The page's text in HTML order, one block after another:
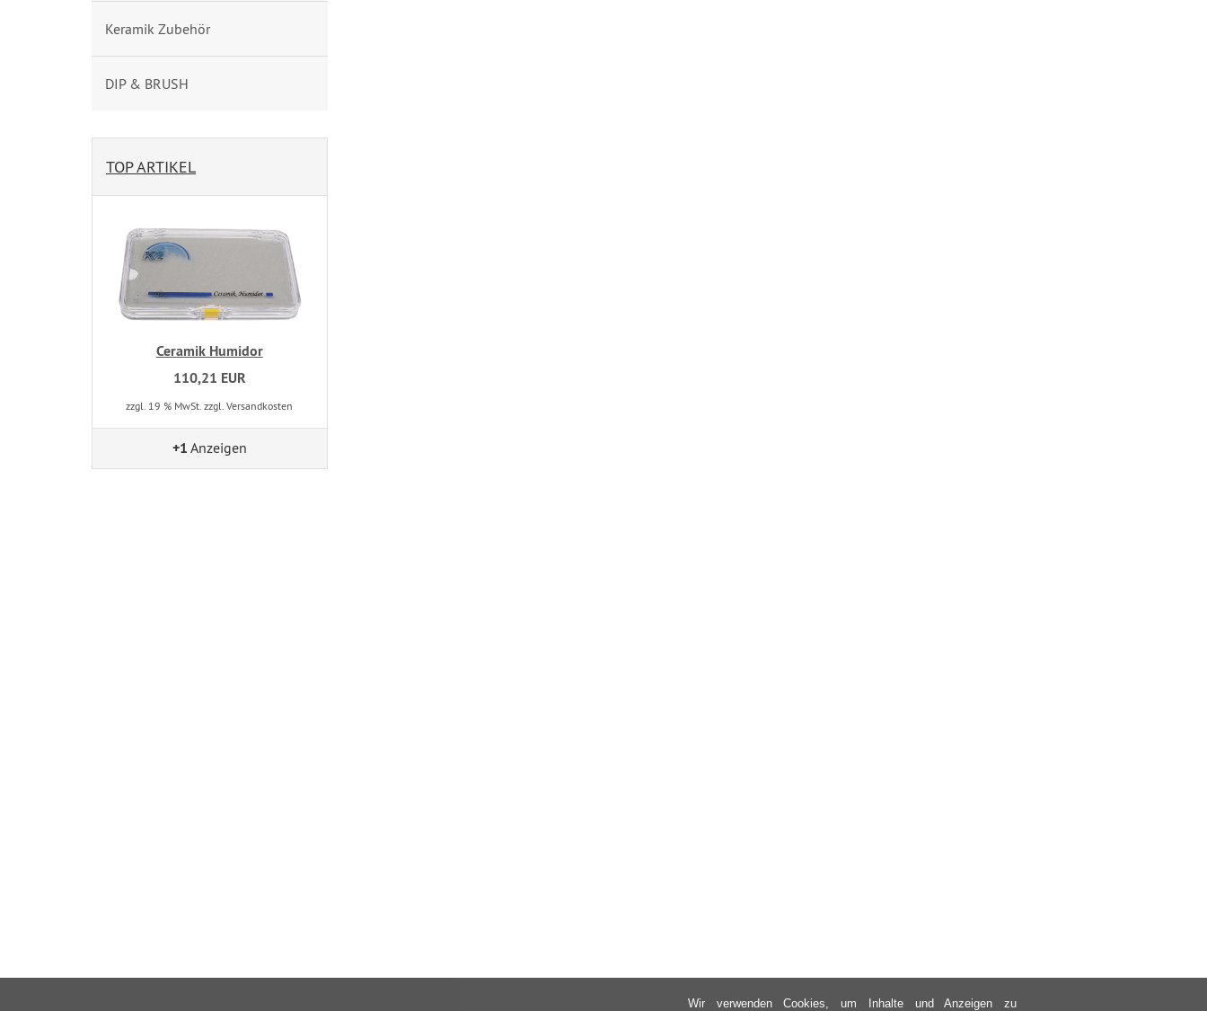
Keramik Zubehör
DIP & BRUSH
TOP ARTIKEL
Ceramik Humidor
110,21 EUR
zzgl. 19 % MwSt. zzgl. Versandkosten
+1 Anzeigen
Wir verwenden Cookies, um Inhalte und Anzeigen zu